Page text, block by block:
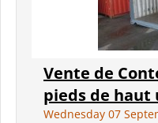
Vente de
pieds de haut
Wednesday 07